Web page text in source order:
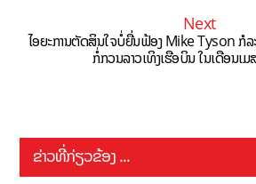
Next
ໄອຍະການຕັດສິນໃຈບໍ່ຍື່ນຟ້ອງ Mike Tyson ກໍລ
ກໍ່ກວນລາວເທິງເຮືອບິນ ໃນເດືອນເມ
ຂ່າວທີ່ກ່ຽວຂ້ອງ ...